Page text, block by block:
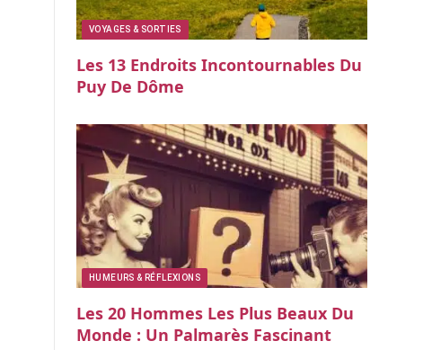
VOYAGES & SORTIES
Les 13 Endroits Incontournables Du
Puy De Dôme
HUMEURS & RÉFLEXIONS
Les 20 Hommes Les Plus Beaux Du
Monde : Un Palmarès Fascinant